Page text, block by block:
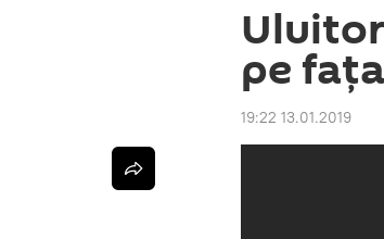
pe
19:22 13.01.2019